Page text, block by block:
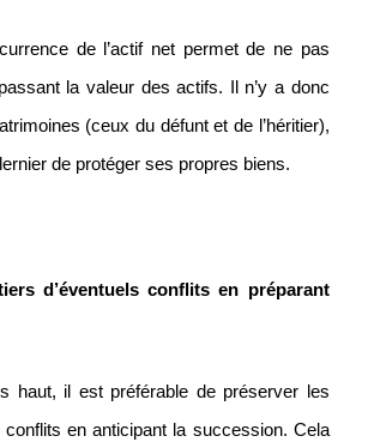
de l’actif net permet de ne pas
la valeur des actifs. Il n’y a donc
(ceux du défunt et de l’héritier),
de protéger ses propres biens.
d’éventuels conflits en préparant
haut, il est préférable de préserver les
conflits en anticipant la succession. Cela